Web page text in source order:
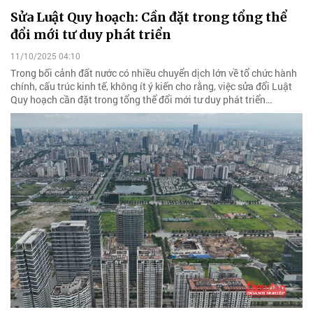
Sửa Luật Quy hoạch: Cần đặt trong tổng thể
đổi mới tư duy phát triển
11/10/2025 04:10
Trong bối cảnh đất nước có nhiều chuyển dịch lớn về tổ chức hành
chính, cấu trúc kinh tế, không ít ý kiến cho rằng, việc sửa đổi Luật
Quy hoạch cần đặt trong tổng thể đổi mới tư duy phát triển…